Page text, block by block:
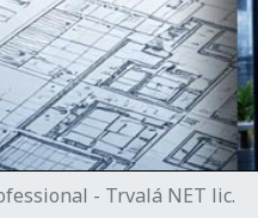
- Trvalá NET lic.